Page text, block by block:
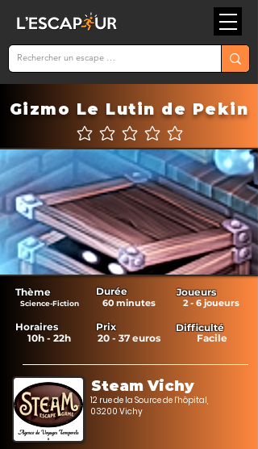
Gizmo Le Lutin de Pekin
Aucune note pour le moment
Thème
Science-Fiction
Durée
60 minutes
Joueurs
2 - 6 joueurs
Horaires
10h - 22h
Prix
20 - 37 euros
Difficulté
Facile
Steam Vichy
12 rue de la Source de l'hôpital,
03200 Vichy